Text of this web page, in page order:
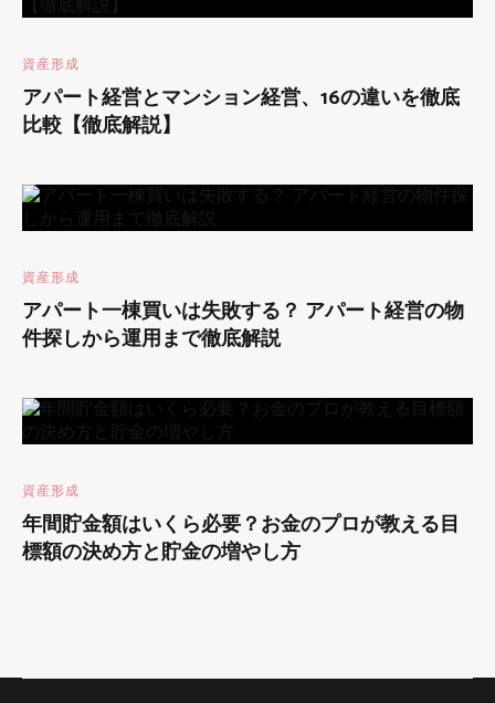
資産形成
アパート経営とマンション経営、16の違いを徹底
比較【徹底解説】
資産形成
アパート一棟買いは失敗する？ アパート経営の物
件探しから運用まで徹底解説
資産形成
年間貯金額はいくら必要？お金のプロが教える目
標額の決め方と貯金の増やし方